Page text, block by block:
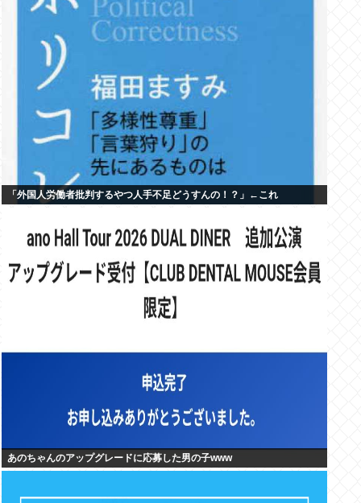
「外国人労働者批判するやつ人手不足どうすんの！？」←これ
あのちゃんのアップグレードに応募した男の子www